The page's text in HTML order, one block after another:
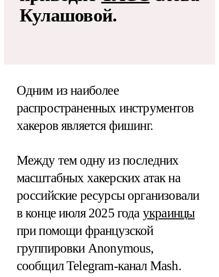
Кулашовой.
Одним из наиболее
распространенных инструментов
хакеров является фишинг.
Между тем одну из последних
масштабных хакерских атак на
российские ресурсы организовали
в конце июля 2025 года украинцы
при помощи французской
группировки Anonymous,
сообщил Telegram-канал Mash.